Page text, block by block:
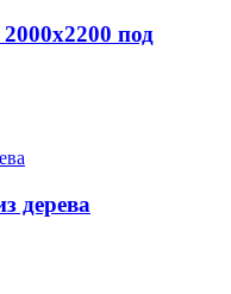
под
дерева